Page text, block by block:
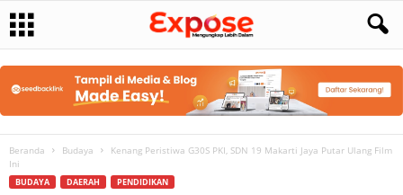
Beranda Budaya
Kenang Peristiwa G30S PKI, SDN 19 Makarti Jaya Putar Ulang Film
Ini
BUDAYA DAERAH PENDIDIKAN